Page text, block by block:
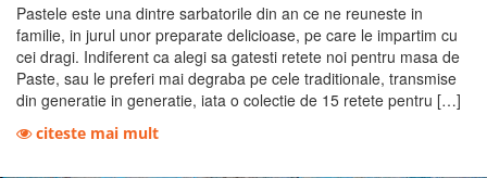
Pastele este una dintre sarbatorile din an ce ne reuneste in
familie, in jurul unor preparate delicioase, pe care le impartim cu
cei dragi. Indiferent ca alegi sa gatesti retete noi pentru masa de
Paste, sau le preferi mai degraba pe cele traditionale, transmise
din generatie in generatie, iata o colectie de 15 retete pentru […]
citeste mai mult